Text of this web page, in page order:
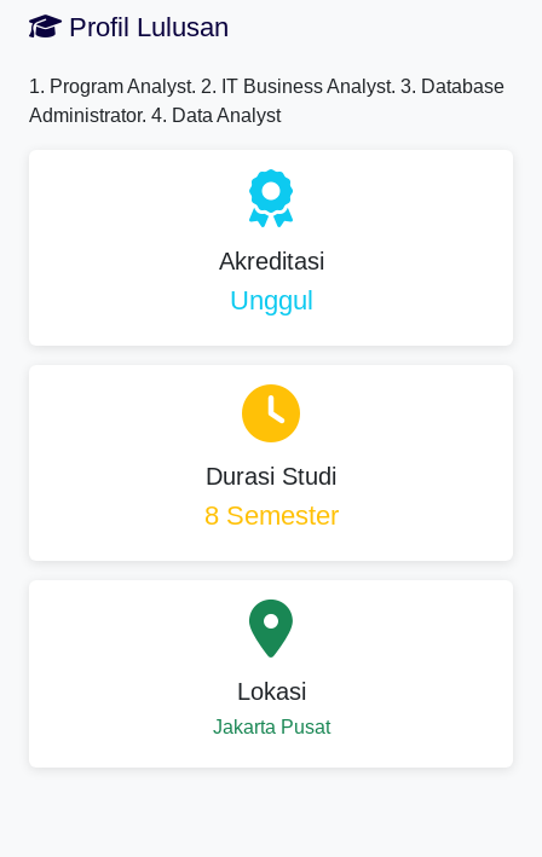
Profil Lulusan
1. Program Analyst. 2. IT Business Analyst. 3. Database
Administrator. 4. Data Analyst
Akreditasi
Unggul
Durasi Studi
8 Semester
Lokasi
Jakarta Pusat